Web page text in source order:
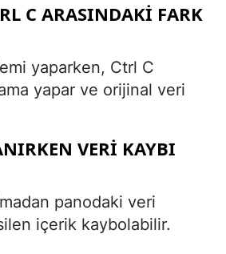
C ARASINDAKI FARK
yaparken, Ctrl C
yapar ve orijinal veri
VERI KAYBI
panodaki veri
içerik kaybolabilir.